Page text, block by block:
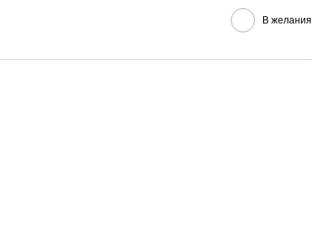
В желания